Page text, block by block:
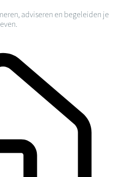
adviseren en begeleiden je